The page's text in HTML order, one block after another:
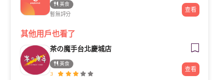
美食
暫無評分
查看
其他用戶也看了
茶の魔手台北慶城店
美食
3
查看